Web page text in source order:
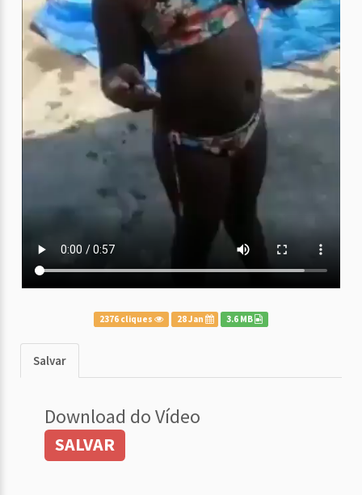
2376 cliques 28 Jan 3.6 MB
Salvar
Download do Vídeo
SALVAR